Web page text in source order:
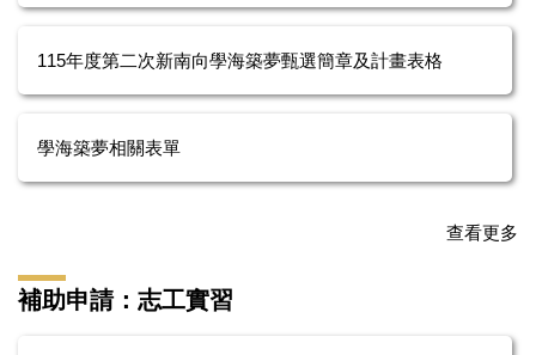
115年度第二次新南向學海築夢甄選簡章及計畫表格
學海築夢相關表單
查看更多
補助申請：志工實習